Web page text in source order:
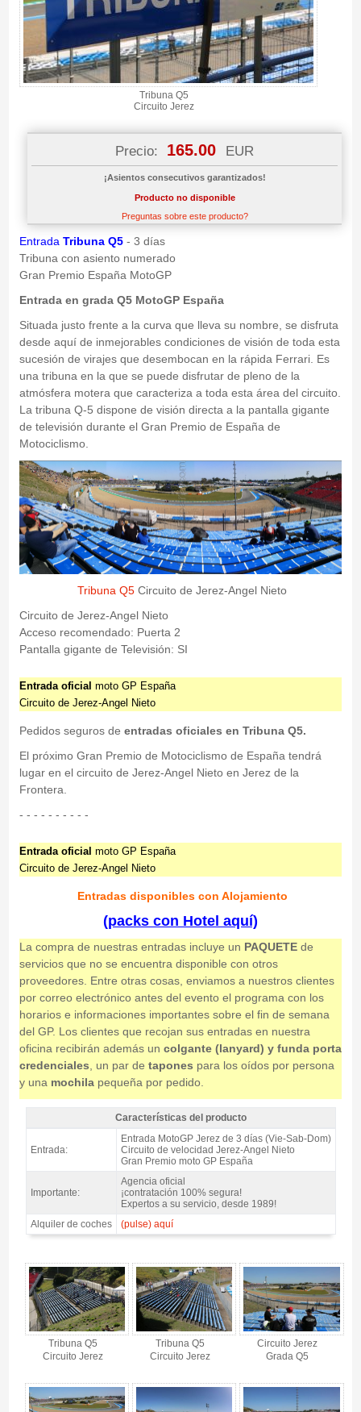
Tribuna Q5
Circuito Jerez
Precio: 165.00 EUR
¡Asientos consecutivos garantizados!
Producto no disponible
Preguntas sobre este producto?
Entrada Tribuna Q5- 3 días
Tribuna con asiento numerado
Gran Premio España MotoGP
Entrada en grada Q5 MotoGP España
Situada justo frente a la curva que lleva su nombre, se disfruta
desde aquí de inmejorables condiciones de visión de toda esta
sucesión de virajes que desembocan en la rápida Ferrari. Es
una tribuna en la que se puede disfrutar de pleno de la
atmósfera motera que caracteriza a toda esta área del circuito.
La tribuna Q-5 dispone de visión directa a la pantalla gigante
de televisión durante el Gran Premio de España de
Motociclismo.
Tribuna Q5 Circuito de Jerez-Angel Nieto
Circuito de Jerez-Angel Nieto
Acceso recomendado: Puerta 2
Pantalla gigante de Televisión: SI
Entrada oficial moto GP España
Circuito de Jerez-Angel Nieto
Pedidos seguros de entradas oficiales en Tribuna Q5.
El próximo Gran Premio de Motociclismo de España tendrá
lugar en el circuito de Jerez-Angel Nieto en Jerez de la
Frontera.
- - - - - - - - - -
Entrada oficial moto GP España
Circuito de Jerez-Angel Nieto
Entradasdisponibles con Alojamiento
(packs con Hotel aquí)
La compra de nuestras entradas incluye un PAQUETEde
servicios que no se encuentra disponible con otros
proveedores. Entre otras cosas, enviamos a nuestros clientes
por correo electrónico antes del evento el programa con los
horarios e informaciones importantes sobre el fin de semana
del GP. Los clientes que recojan sus entradas en nuestra
oficina recibirán además un colgante (lanyard) y funda porta
credenciales, un par de tapones para los oídos por persona
y una mochilapequeña por pedido.
Entrada MotoGP Tribuna Q5, GP España 2027 - Características del
producto
Características del producto
Entrada:
Entrada MotoGP Jerez de 3 días (Vie-Sab-Dom)
Circuito de velocidad Jerez-Angel Nieto
Gran Premio moto GP España
Importante:
Agencia oficial
¡contratación 100% segura!
Expertos a su servicio, desde 1989!
Alquiler de coches
(pulse) aquí
Tribuna Q5
Circuito Jerez
Tribuna Q5
Circuito Jerez
Circuito Jerez
Grada Q5